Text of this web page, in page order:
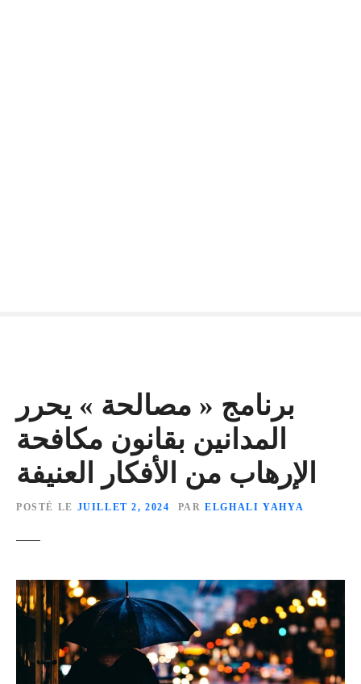
برنامج « مصالحة » يحرر
المدانين بقانون مكافحة
الإرهاب من الأفكار العنيفة
POSTÉ LE JUILLET 2, 2024 PAR ELGHALI YAHYA